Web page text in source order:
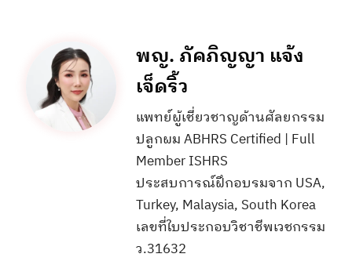
พญ. ภัคภิญญา แจ้ง
เจ็ดริ้ว
แพทย์ผู้เชี่ยวชาญด้านศัลยกรรม
ปลูกผม ABHRS Certified | Full
Member ISHRS
ประสบการณ์ฝึกอบรมจาก USA,
Turkey, Malaysia, South Korea
เลขที่ใบประกอบวิชาชีพเวชกรรม
ว.31632